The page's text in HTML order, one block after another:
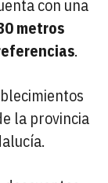
con una
metros
.
la provincia